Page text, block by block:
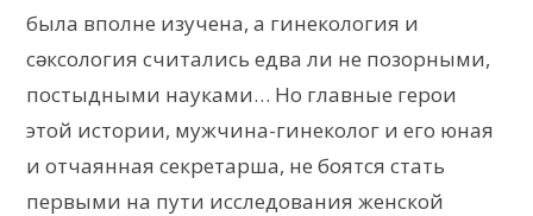
была вполне изучена, а гинекология и
сǝксология считались едва ли не позорными,
постыдными науками… Но главные герои
этой истории, мужчина-гинеколог и его юная
и отчаянная секретарша, не боятся стать
первыми на пути исследования женской